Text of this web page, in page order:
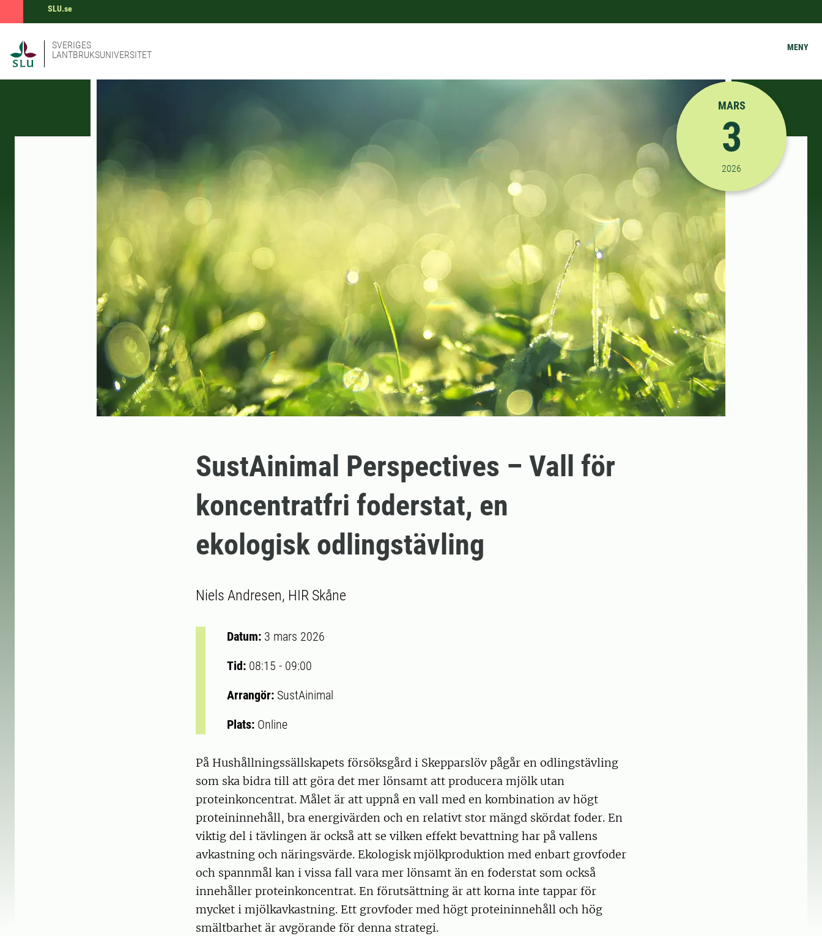
SLU.se
SVERIGES
LANTBRUKSUNIVERSITET
MENY
2026-03-03 08:15:00
MARS
3
2026
SustAinimal Perspectives – Vall för
koncentratfri foderstat, en
ekologisk odlingstävling
Niels Andresen, HIR Skåne
Datum: 3 mars 2026
Tid: 08:15 - 09:00
Arrangör: SustAinimal
Plats: Online
På Hushållningssällskapets försöksgård i Skepparslöv pågår en odlingstävling
som ska bidra till att göra det mer lönsamt att producera mjölk utan
proteinkoncentrat. Målet är att uppnå en vall med en kombination av högt
proteininnehåll, bra energivärden och en relativt stor mängd skördat foder. En
viktig del i tävlingen är också att se vilken effekt bevattning har på vallens
avkastning och näringsvärde. Ekologisk mjölkproduktion med enbart grovfoder
och spannmål kan i vissa fall vara mer lönsamt än en foderstat som också
innehåller proteinkoncentrat. En förutsättning är att korna inte tappar för
mycket i mjölkavkastning. Ett grovfoder med högt proteininnehåll och hög
smältbarhet är avgörande för denna strategi.